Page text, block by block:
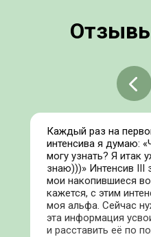
Каждый раз на
интенсива я думаю:
могу узнать? Я итак
знаю)))» Интенсив III
мои накопившиеся
кажется, с этим
моя альфа. Сейчас
эта информация
и расставить её по